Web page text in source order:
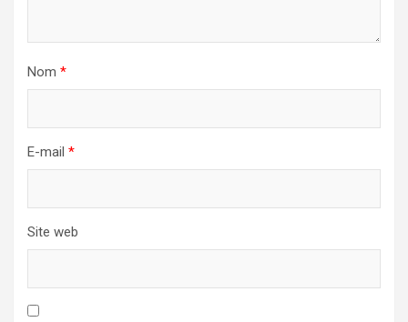
Nom *
E-mail *
Site web